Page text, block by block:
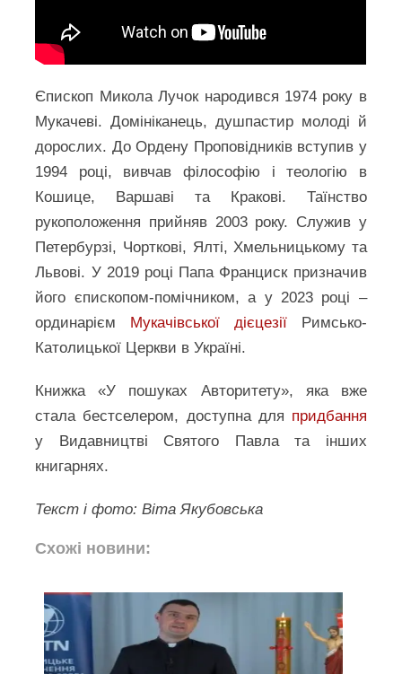
Єпископ Микола Лучок народився 1974 року в
Мукачеві. Домініканець, душпастир молоді й
дорослих. До Ордену Проповідників вступив у
1994 році, вивчав філософію і теологію в
Кошице, Варшаві та Кракові. Таїнство
рукоположення прийняв 2003 року. Служив у
Петербурзі, Чорткові, Ялті, Хмельницькому та
Львові. У 2019 році Папа Франциск призначив
його єпископом-помічником, а у 2023 році –
ординарієм Мукачівської дієцезіїРимсько-
Католицької Церкви в Україні.
Книжка «У пошуках Авторитету», яка вже
стала бестселером, доступна для придбання
у Видавництві Святого Павла та інших
книгарнях.
Текст і фото: Віта Якубовська
Схожі новини: